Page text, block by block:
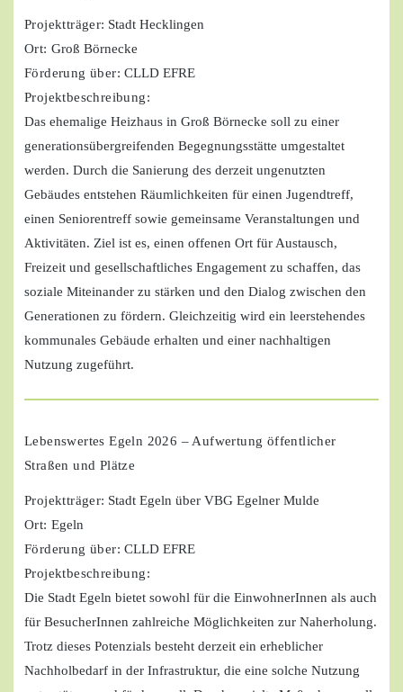
Projektträger: Stadt Hecklingen
Ort: Groß Börnecke
Förderung über: CLLD EFRE
Projektbeschreibung:
Das ehemalige Heizhaus in Groß Börnecke soll zu einer
generationsübergreifenden Begegnungsstätte umgestaltet
werden. Durch die Sanierung des derzeit ungenutzten
Gebäudes entstehen Räumlichkeiten für einen Jugendtreff,
einen Seniorentreff sowie gemeinsame Veranstaltungen und
Aktivitäten. Ziel ist es, einen offenen Ort für Austausch,
Freizeit und gesellschaftliches Engagement zu schaffen, das
soziale Miteinander zu stärken und den Dialog zwischen den
Generationen zu fördern. Gleichzeitig wird ein leerstehendes
kommunales Gebäude erhalten und einer nachhaltigen
Nutzung zugeführt.
Lebenswertes Egeln 2026 – Aufwertung öffentlicher
Straßen und Plätze
Projektträger: Stadt Egeln über VBG Egelner Mulde
Ort: Egeln
Förderung über: CLLD EFRE
Projektbeschreibung:
Die Stadt Egeln bietet sowohl für die EinwohnerInnen als auch
für BesucherInnen zahlreiche Möglichkeiten zur Naherholung.
Trotz dieses Potenzials besteht derzeit ein erheblicher
Nachholbedarf in der Infrastruktur, die eine solche Nutzung